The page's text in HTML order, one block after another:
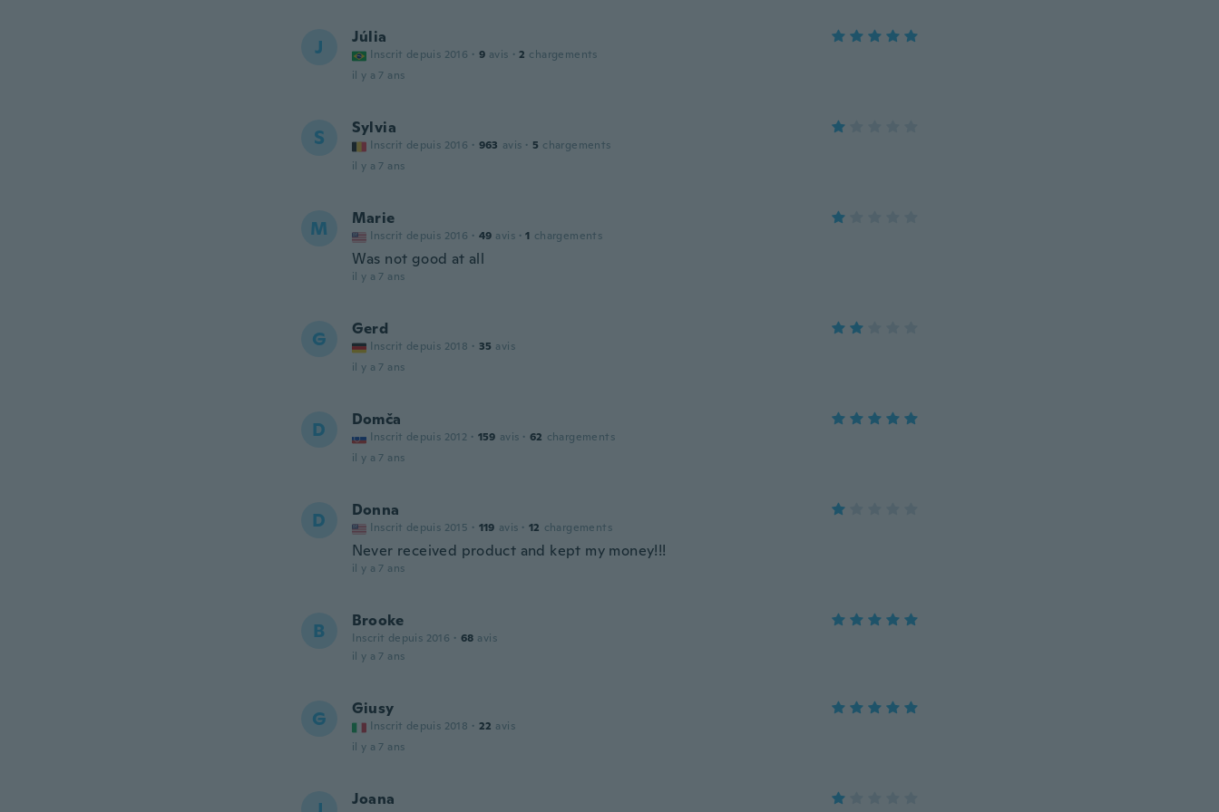
J Júlia
Inscrit depuis 2016 · 9 avis · 2 chargements
il y a 7 ans
S Sylvia
Inscrit depuis 2016 · 963 avis · 5 chargements
il y a 7 ans
M Marie
Inscrit depuis 2016 · 49 avis · 1 chargements
Was not good at all
il y a 7 ans
G Gerd
Inscrit depuis 2018 · 35 avis
il y a 7 ans
D Domča
Inscrit depuis 2012 · 159 avis · 62 chargements
il y a 7 ans
D Donna
Inscrit depuis 2015 · 119 avis · 12 chargements
Never received product and kept my money!!!
il y a 7 ans
B Brooke
Inscrit depuis 2016 · 68 avis
il y a 7 ans
G Giusy
Inscrit depuis 2018 · 22 avis
il y a 7 ans
Joana